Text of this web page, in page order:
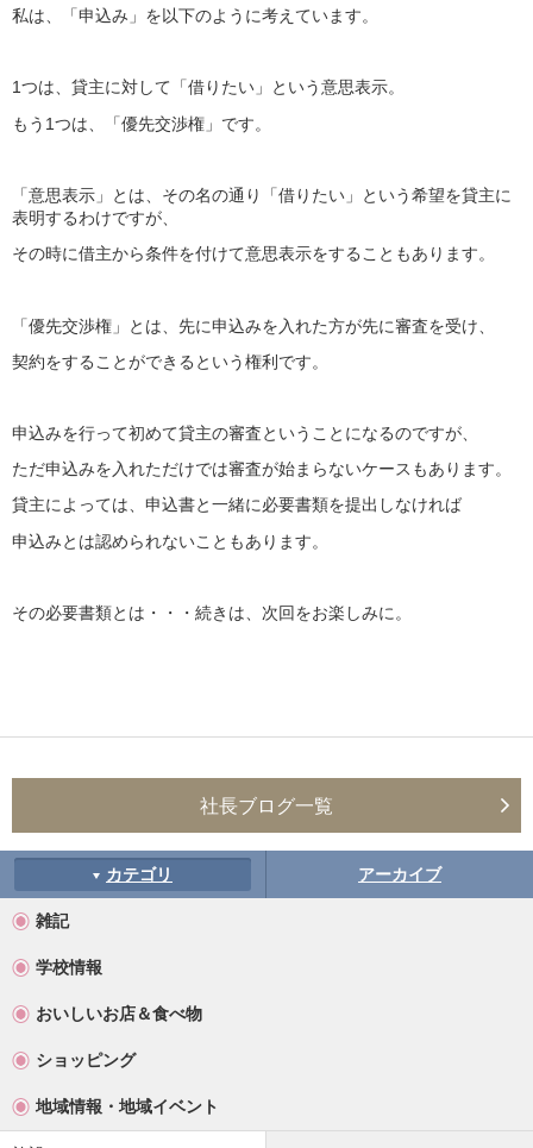
私は、「申込み」を以下のように考えています。
1つは、貸主に対して「借りたい」という意思表示。
もう1つは、「優先交渉権」です。
「意思表示」とは、その名の通り「借りたい」という希望を貸主に
表明するわけですが、
その時に借主から条件を付けて意思表示をすることもあります。
「優先交渉権」とは、先に申込みを入れた方が先に審査を受け、
契約をすることができるという権利です。
申込みを行って初めて貸主の審査ということになるのですが、
ただ申込みを入れただけでは審査が始まらないケースもあります。
貸主によっては、申込書と一緒に必要書類を提出しなければ
申込みとは認められないこともあります。
その必要書類とは・・・続きは、次回をお楽しみに。
社長ブログ一覧
カテゴリ アーカイブ
雑記
学校情報
おいしいお店＆食べ物
ショッピング
地域情報・地域イベント